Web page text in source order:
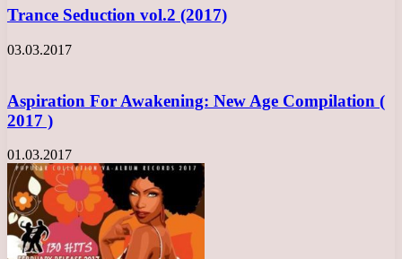
Trance Seduction vol.2 (2017)
03.03.2017
Aspiration For Awakening: New Age Compilation (
2017 )
01.03.2017